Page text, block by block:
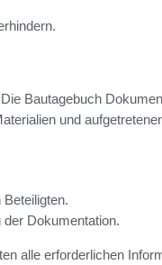
Bautagebuch
und
Dokumentation.
alle erforderlichen